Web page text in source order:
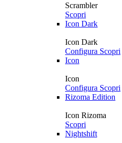
Scrambler
Scopri
Icon Dark
Icon Dark
Configura Scopri
Icon
Icon
Configura Scopri
Rizoma Edition
Icon Rizoma
Scopri
Nightshift